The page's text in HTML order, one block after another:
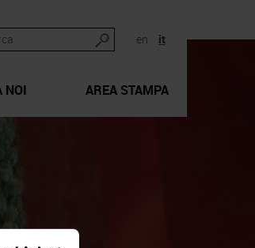
en it
NOI AREA STAMPA